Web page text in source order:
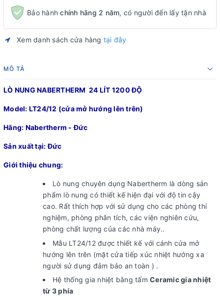
Bảo hànhchính hãng 2 năm, có người đến lấy tận nhà
Xem danh sách cửa hàng tại đây
MÔ TẢ
LÒ NUNG NABERTHERM 24 LÍT 1200 ĐỘ
Model: LT24/12 (cửa mở hướng lên trên)
Hãng: Nabertherm - Đức
Sản xuất tại: Đức
Giới thiệu chung:
Lò nung chuyên dụng Nabertherm là dòng sản
phẩm lò nung có thiết kế hiện đại với độ tin cậy
cao. Rất thích hợp với sử dụng cho các phòng thí
nghiệm, phòng phân tích, các viện nghiên cứu,
phòng chất lượng của các nhà máy..
Mẫu LT24/12 được thiết kế với cánh cửa mở
hướng lên trên (mặt cửa tiếp xúc nhiệt hướng xa
người sử dụng đảm bảo an toàn ) .
Hệ thống gia nhiệt bằng tấm Ceramic gia nhiệt
từ 3 phía